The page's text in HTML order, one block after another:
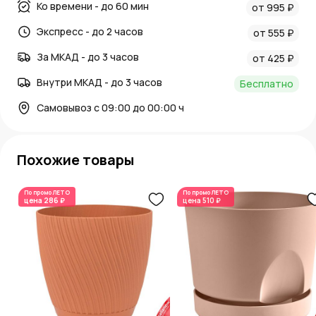
Ко времени - до 60 мин
от 995 ₽
Экспресс - до 2 часов
от 555 ₽
За МКАД - до 3 часов
от 425 ₽
Внутри МКАД - до 3 часов
Бесплатно
Самовывоз с 09:00 до 00:00 ч
Похожие товары
По промоЛЕТО
цена 286 ₽
По промоЛЕТО
цена 510 ₽